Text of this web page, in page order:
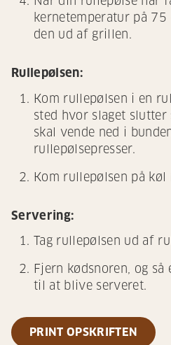
kernetemperatur på 75
den ud af grillen.
Rullepølsen:
Kom rullepølsen i en
sted hvor slaget slutter
skal vende ned i
rullepølsepresser.
Kom rullepølsen på køl
Servering:
Tag rullepølsen ud af
Fjern kødsnoren, og
til at blive serveret.
PRINT OPSKRIFTEN